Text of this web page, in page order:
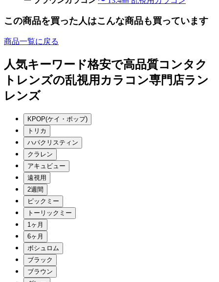
この商品を買った人はこんな商品も買っています
商品一覧に戻る
人気キーワード格安で高品質コンタク
トレンズの乱視用カラコン専門店ラン
レンズ